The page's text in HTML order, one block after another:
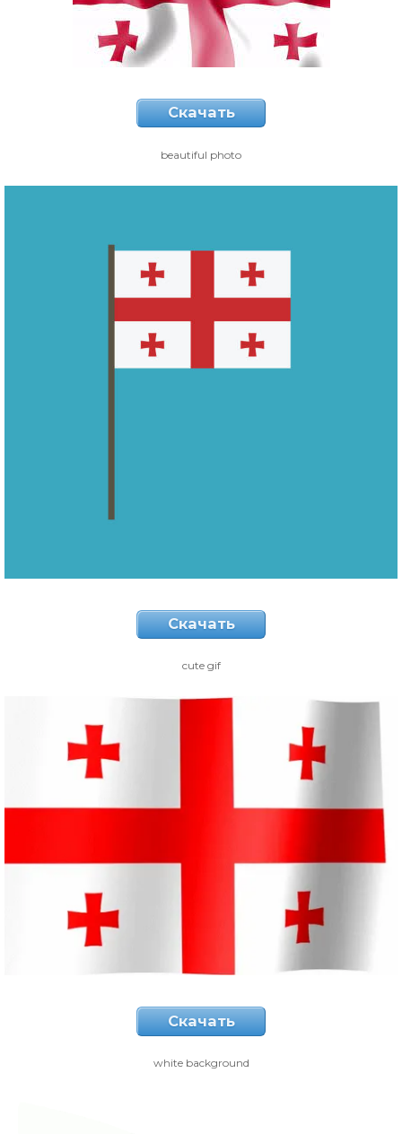
Скачать
beautiful photo
Скачать
cute gif
Скачать
white background